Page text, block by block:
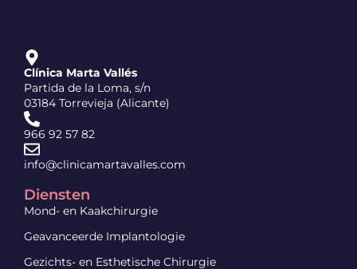
Clínica Marta Vallés
Partida de la Loma, s/n
03184 Torrevieja (Alicante)
966 92 57 82
info@clinicamartavalles.com
Diensten
Mond- en Kaakchirurgie
Geavanceerde Implantologie
Gezichts- en Esthetische Chirurgie